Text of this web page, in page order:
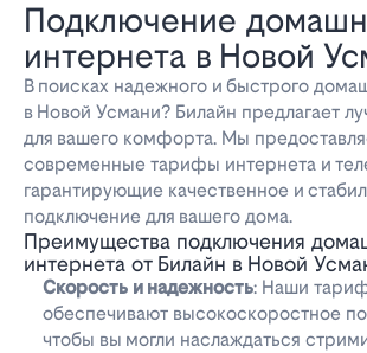
Подключение
интернета в Новой
В поисках надежного и быстрого
в Новой Усмани? Билайн предлагает
для вашего комфорта. Мы
современные тарифы интернета и
гарантирующие качественное и
подключение для вашего дома.
Преимущества подключения
интернета от Билайн в Новой
Скорость и надежность: Наши
обеспечивают высокоскоростное
чтобы вы могли наслаждаться